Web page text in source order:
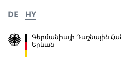
Գերմանիայի Դաշնային
Երևան
DE HY